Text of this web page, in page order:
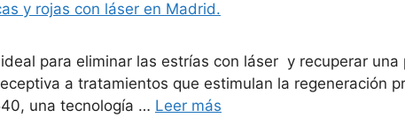
para eliminar las estrías con láser y recuperar
a tratamientos que estimulan la regeneración
una tecnología … Leer más